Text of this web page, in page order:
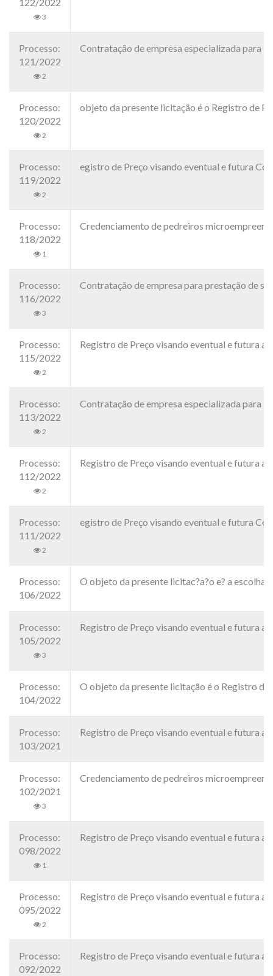
3
Processo:
121/2022
2
Contratação de empresa especializada para
Processo:
120/2022
2
objeto da presente licitação é o Registro de
Processo:
119/2022
2
egistro de Preço visando eventual e futura
Processo:
118/2022
1
Credenciamento de pedreiros
Processo:
116/2022
3
Contratação de empresa para prestação de
Processo:
115/2022
2
Registro de Preço visando eventual e futura
Processo:
113/2022
2
Contratação de empresa especializada para
Processo:
112/2022
2
Registro de Preço visando eventual e futura
Processo:
111/2022
2
egistro de Preço visando eventual e futura
Processo:
106/2022
O objeto da presente licitac?a?o e? a escolha
Processo:
105/2022
3
Registro de Preço visando eventual e futura
Processo:
104/2022
O objeto da presente licitação é o Registro
Processo:
103/2021
Registro de Preço visando eventual e futura
Processo:
102/2021
3
Credenciamento de pedreiros
Processo:
098/2022
1
Registro de Preço visando eventual e futura
Processo:
095/2022
2
Registro de Preço visando eventual e futura
Processo:
092/2022
Registro de Preço visando eventual e futura